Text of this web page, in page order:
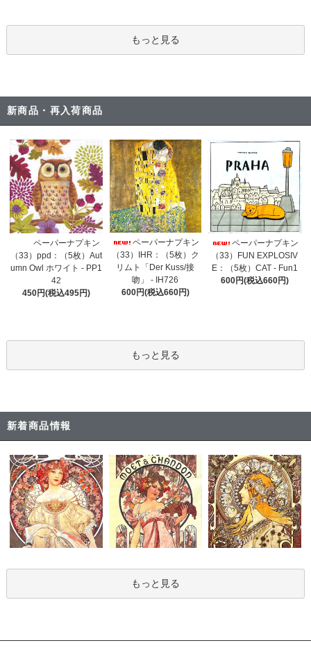
もっと見る
新商品・再入荷商品
ペーパーナプキン
（33）ppd：（5枚）Aut
umn Owl ホワイト - PP1
42
450円(税込495円)
ペーパーナプキン
（33）IHR：（5枚）ク
リムト「Der Kuss/接
吻」 - IH726
600円(税込660円)
ペーパーナプキン
（33）FUN EXPLOSIV
E：（5枚）CAT - Fun1
600円(税込660円)
もっと見る
新着商品情報
もっと見る